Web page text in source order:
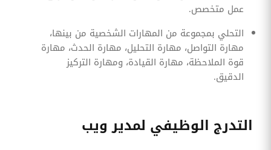
عمل متخصص.
التحلي بمجموعة من المهارات الشخصية من بينها،
مهارة التواصل، مهارة التحليل، مهارة الحدث، مهارة
قوة الملاحظة، مهارة القيادة، ومهارة التركيز
الدقيق.
التدرج الوظيفي لمدير ويب